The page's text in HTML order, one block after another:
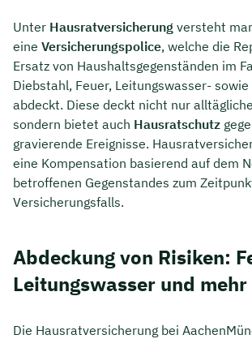
Unter Hausratversicherung versteht
eine Versicherungspolice, welche die
Ersatz von Haushaltsgegenständen im
Diebstahl, Feuer, Leitungswasser-
abdeckt. Diese deckt nicht nur
sondern bietet auch Hausratschutz
gravierende Ereignisse.
eine Kompensation basierend auf dem
betroffenen Gegenstandes zum
Versicherungsfalls.
Abdeckung von Risiken:
Leitungswasser und mehr
Die Hausratversicherung bei